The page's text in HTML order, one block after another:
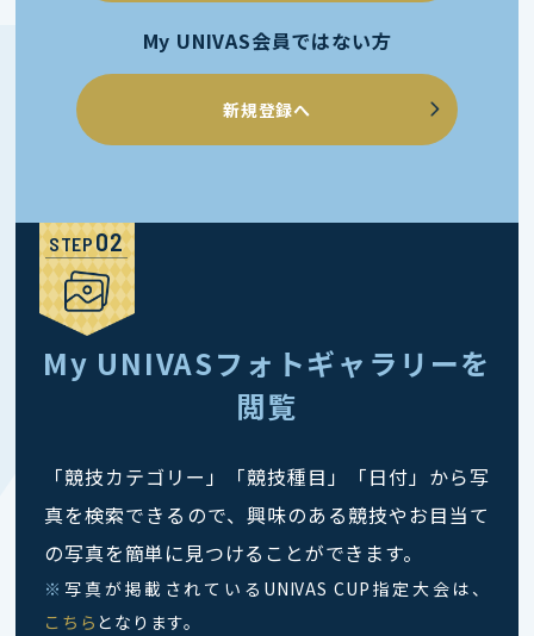
My UNIVAS会員ではない方
新規登録へ
STEP
My UNIVASフォトギャラリーを
閲覧
「競技カテゴリー」「競技種目」「日付」から写
真を検索できるので、興味のある競技やお目当て
の写真を簡単に見つけることができます。
※ 写真が掲載されているUNIVAS CUP指定大会は、
こちら となります。